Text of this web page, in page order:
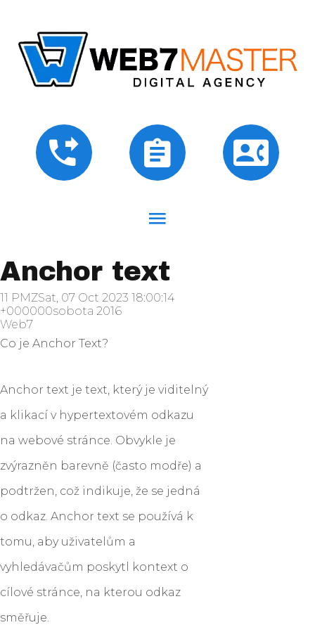
Anchor text
11 PMZSat, 07 Oct 2023 18:00:14
+000000sobota 2016
Web7
Co je Anchor Text?
Anchor text je text, který je viditelný
a klikací v hypertextovém odkazu
na webové stránce. Obvykle je
zvýrazněn barevně (často modře) a
podtržen, což indikuje, že se jedná
o odkaz. Anchor text se používá k
tomu, aby uživatelům a
vyhledávačům poskytl kontext o
cílové stránce, na kterou odkaz
směřuje.